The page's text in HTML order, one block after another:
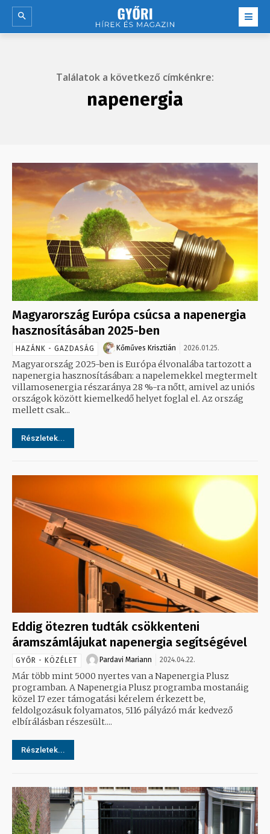
Találatok a következő címkénkre:
napenergia
Magyarország Európa csúcsa a napenergia
hasznosításában 2025-ben
HAZÁNK - GAZDASÁG Kőműves Krisztián 2026.01.25.
Magyarország 2025-ben is Európa élvonalába tartozott a
napenergia hasznosításában: a napelemekkel megtermelt
villamosenergia részaránya 28 %-ra nőtt, amivel az uniós
országok között kiemelkedő helyet foglal el. Az ország
mellett csak...
Részletek...
Eddig ötezren tudták csökkenteni
áramszámlájukat napenergia segítségével
GYŐR - KÖZÉLET Pardavi Mariann 2024.04.22.
Már több mint 5000 nyertes van a Napenergia Plusz
programban. A Napenergia Plusz programba mostanáig
közel 17 ezer támogatási kérelem érkezett be,
feldolgozásuk folyamatos, 5116 pályázó már kedvező
elbírálásban részesült....
Részletek...